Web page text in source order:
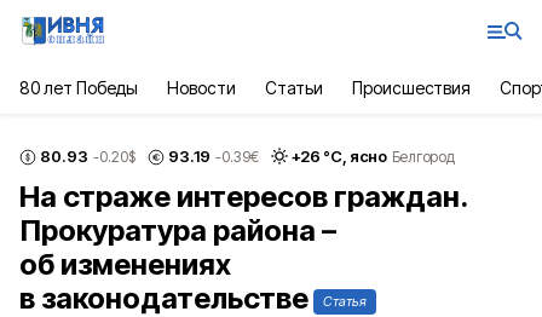
80 лет Победы Новости Статьи Происшествия
80.93 -0.20$ 93.19 -0.39€ +26 °С, ясно Белгород
На страже интересов граждан.
Прокуратура района –
об изменениях
в законодательстве
Статья